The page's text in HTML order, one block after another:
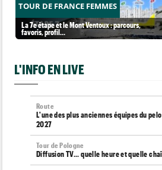
TOUR DE FRANCE FEMMES
La 7e étape et le Mont Ventoux : parcours,
favoris, profil…
L'INFO EN LIVE
Route
L'une des plus anciennes équipes du
2027
Tour de Pologne
Diffusion TV... quelle heure et quelle